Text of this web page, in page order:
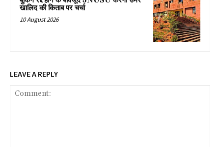
खालिद की किताब पर चर्चा
10 August 2026
LEAVE A REPLY